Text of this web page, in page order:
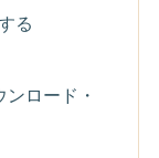
る
ロード・